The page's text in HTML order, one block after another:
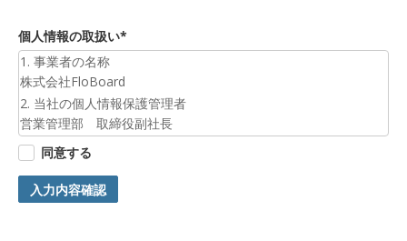
個人情報の取扱い*
1. 事業者の名称
株式会社FloBoard
2. 当社の個人情報保護管理者
営業管理部 取締役副社長
3. 個人情報の利用目的
お預かりした個人情報は、お問合せへの対応のために利用いた
します。
4. 第三者提供について
同意する
入力内容確認